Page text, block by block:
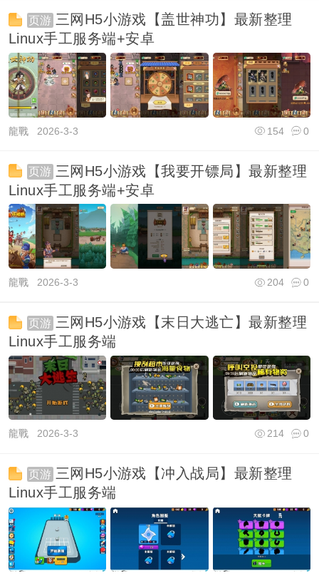
页游 三网H5小游戏【盖世神功】最新整理
Linux手工服务端+安卓
龍戰2026-3-3 0
154
页游 三网H5小游戏【我要开镖局】最新整理
Linux手工服务端+安卓
龍戰2026-3-3 0
204
页游 三网H5小游戏【末日大逃亡】最新整理
Linux手工服务端
龍戰2026-3-3 0
214
页游 三网H5小游戏【冲入战局】最新整理
Linux手工服务端